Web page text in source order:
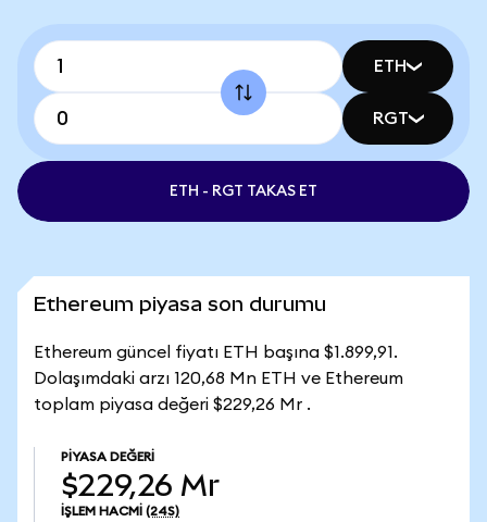
ETH
RGT
ETH - RGT TAKAS ET
Ethereum piyasa son durumu
Ethereum güncel fiyatı ETH başına $1.899,91.
Dolaşımdaki arzı 120,68 Mn ETH ve Ethereum
toplam piyasa değeri $229,26 Mr .
PIYASA DEĞERI
$229,26 Mr
İŞLEM HACMI (24S)